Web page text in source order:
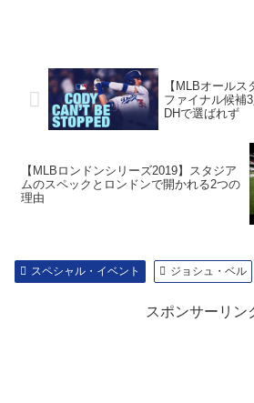
【MLBオール
ファイナル候補
DHで選ばれず
【MLBロンドンシリーズ2019】スタジア
ムのスペックとロンドンで開かれる2つの
理由
スペシャル・イベント ジョシュ・ベル
スポンサーリン